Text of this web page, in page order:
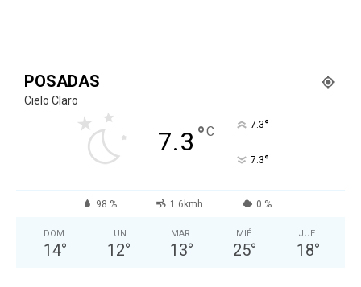
POSADAS
Cielo Claro
7.3 °C 7.3°
7.3°
98 % 1.6kmh 0 %
DOM
14°
LUN
12°
MAR
13°
MIÉ
25°
JUE
18°